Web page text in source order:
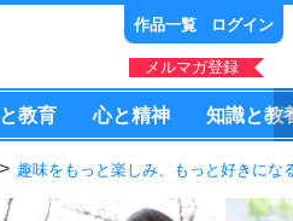
作品一覧 ログイン
メルマガ登録
と教育 心と精神 知識と教
趣味をもっと楽しみ、もっと好きにな